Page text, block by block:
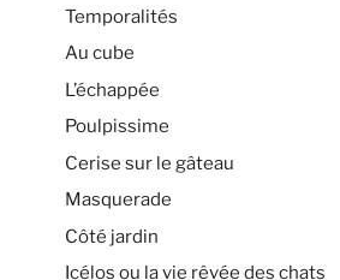
Temporalités
Au cube
L’échappée
Poulpissime
Cerise sur le gâteau
Masquerade
Côté jardin
Icélos ou la vie rêvée des chats